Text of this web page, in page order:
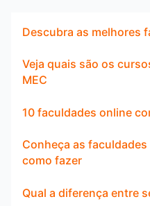
Descubra as melhores
Veja quais são os
MEC
10 faculdades online
Conheça as
como fazer
Qual a diferença entre